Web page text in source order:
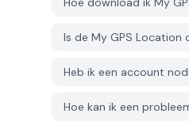
Is de My GPS Location
Heb ik een account
Hoe kan ik een